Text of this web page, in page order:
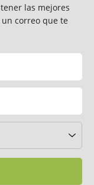
las mejores
correo que te